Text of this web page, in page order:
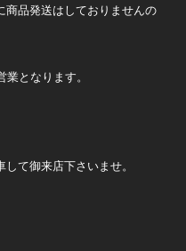
商品発送はしておりませんの
業となります。
て御来店下さいませ。